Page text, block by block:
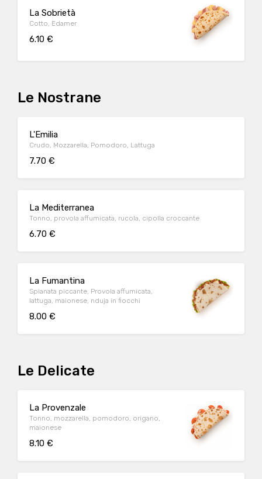
La Sobrietà
Cotto, Edamer
6.10 €
Le Nostrane
L'Emilia
Crudo, Mozzarella, Pomodoro, Lattuga
7.70 €
La Mediterranea
Tonno, provola affumicata, rucola, cipolla croccante
6.70 €
La Fumantina
Spianata piccante, Provola affumicata,
lattuga, maionese, nduja in fiocchi
8.00 €
Le Delicate
La Provenzale
Tonno, mozzarella, pomodoro, origano,
maionese
8.10 €